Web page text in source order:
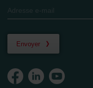
Envoyer